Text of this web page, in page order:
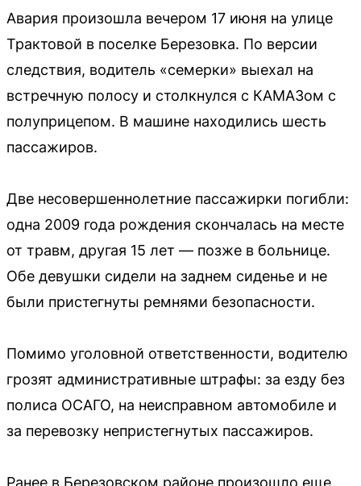
Авария произошла вечером 17 июня на улице
Трактовой в поселке Березовка. По версии
следствия, водитель «семерки» выехал на
встречную полосу и столкнулся с КАМАЗом с
полуприцепом. В машине находились шесть
пассажиров.
Две несовершеннолетние пассажирки погибли:
одна 2009 года рождения скончалась на месте
от травм, другая 15 лет — позже в больнице.
Обе девушки сидели на заднем сиденье и не
были пристегнуты ремнями безопасности.
Помимо уголовной ответственности, водителю
грозят административные штрафы: за езду без
полиса ОСАГО, на неисправном автомобиле и
за перевозку непристегнутых пассажиров.
Ранее в Березовском районе произошло еще